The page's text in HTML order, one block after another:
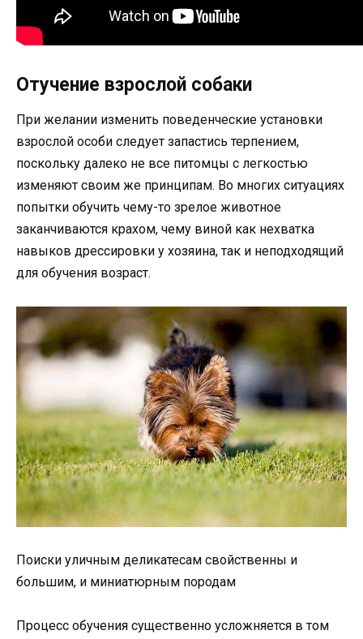
Отучение взрослой собаки
При желании изменить поведенческие установки
взрослой особи следует запастись терпением,
поскольку далеко не все питомцы с легкостью
изменяют своим же принципам. Во многих ситуациях
попытки обучить чему-то зрелое животное
заканчиваются крахом, чему виной как нехватка
навыков дрессировки у хозяина, так и неподходящий
для обучения возраст.
Поиски уличным деликатесам свойственны и
большим, и миниатюрным породам
Процесс обучения существенно усложняется в том